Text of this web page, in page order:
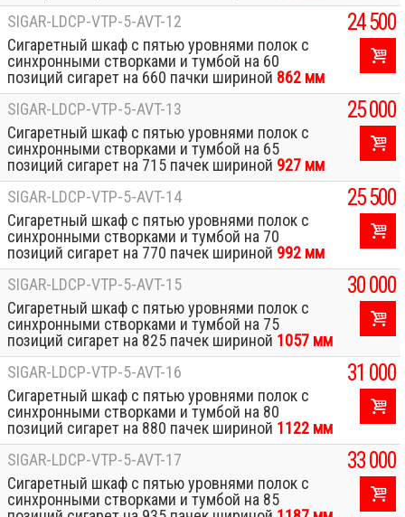
SIGAR-LDCP-VTP-5-AVT-12
Сигаретный шкаф с пятью уровнями полок с
синхронными створками и тумбой на 60
позиций сигарет на 660 пачки шириной 862 мм
24 500
SIGAR-LDCP-VTP-5-AVT-13
Сигаретный шкаф с пятью уровнями полок с
синхронными створками и тумбой на 65
позиций сигарет на 715 пачек шириной 927 мм
25 000
SIGAR-LDCP-VTP-5-AVT-14
Сигаретный шкаф с пятью уровнями полок с
синхронными створками и тумбой на 70
позиций сигарет на 770 пачек шириной 992 мм
25 500
SIGAR-LDCP-VTP-5-AVT-15
Сигаретный шкаф с пятью уровнями полок с
синхронными створками и тумбой на 75
позиций сигарет на 825 пачек шириной 1057 мм
30 000
SIGAR-LDCP-VTP-5-AVT-16
Сигаретный шкаф с пятью уровнями полок с
синхронными створками и тумбой на 80
позиций сигарет на 880 пачек шириной 1122 мм
31 000
SIGAR-LDCP-VTP-5-AVT-17
Сигаретный шкаф с пятью уровнями полок с
синхронными створками и тумбой на 85
33 000